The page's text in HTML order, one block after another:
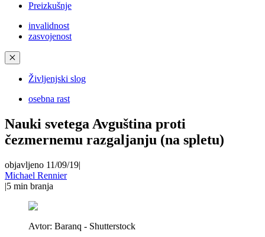
Preizkušnje
invalidnost
zasvojenost
✕
Življenjski slog
osebna rast
Nauki svetega Avguština proti
čezmernemu razgaljanju (na spletu)
objavljeno 11/09/19|
Michael Rennier
|5 min branja
Avtor: Baranq - Shutterstock